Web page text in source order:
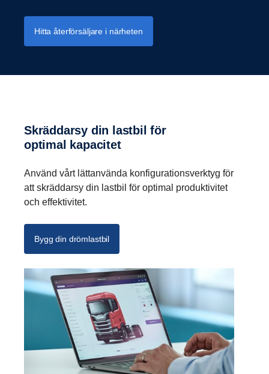
Hitta återförsäljare i närheten
Skräddarsy din lastbil för
optimal kapacitet
Använd vårt lättanvända konfigurationsverktyg för
att skräddarsy din lastbil för optimal produktivitet
och effektivitet.
Bygg din drömlastbil